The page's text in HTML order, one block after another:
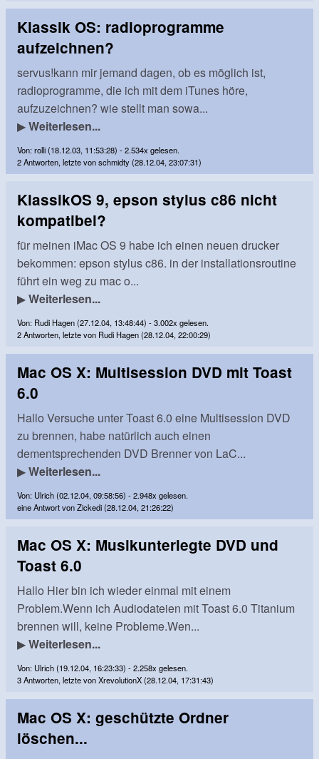
Klassik OS: radioprogramme
aufzeichnen?
servus!kann mir jemand dagen, ob es möglich ist,
radioprogramme, die ich mit dem iTunes höre,
aufzuzeichnen? wie stellt man sowa...
▶Weiterlesen...
Von: rolli (18.12.03, 11:53:28) - 2.534x gelesen.
2 Antworten, letzte von schmidty (28.12.04, 23:07:31)
KlassikOS 9, epson stylus c86 nicht
kompatibel?
für meinen iMac OS 9 habe ich einen neuen drucker
bekommen: epson stylus c86. in der installationsroutine
führt ein weg zu mac o...
▶Weiterlesen...
Von: Rudi Hagen (27.12.04, 13:48:44) - 3.002x gelesen.
2 Antworten, letzte von Rudi Hagen (28.12.04, 22:00:29)
Mac OS X: Multisession DVD mit Toast
6.0
Hallo Versuche unter Toast 6.0 eine Multisession DVD
zu brennen, habe natürlich auch einen
dementsprechenden DVD Brenner von LaC...
▶Weiterlesen...
Von: Ulrich (02.12.04, 09:58:56) - 2.948x gelesen.
eine Antwort von Zickedi (28.12.04, 21:26:22)
Mac OS X: Musikunterlegte DVD und
Toast 6.0
Hallo Hier bin ich wieder einmal mit einem
Problem.Wenn ich Audiodateien mit Toast 6.0 Titanium
brennen will, keine Probleme.Wen...
▶Weiterlesen...
Von: Ulrich (19.12.04, 16:23:33) - 2.258x gelesen.
3 Antworten, letzte von XrevolutionX (28.12.04, 17:31:43)
Mac OS X: geschützte Ordner
löschen...